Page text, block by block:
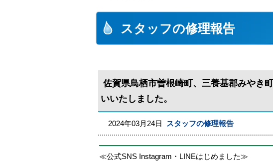
スタッフの修理報告
佐賀県鳥栖市曽根崎町、三養基郡みやき
いいたしました。
2024年03月24日 スタッフの修理報告
≪公式SNS Instagram・LINEはじめました≫